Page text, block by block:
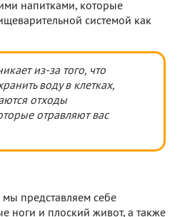
напитками, которые
системой как
из-за того, что
воду в клетках,
отходы
отравляют вас
представляем себе
ноги и плоский живот, а также